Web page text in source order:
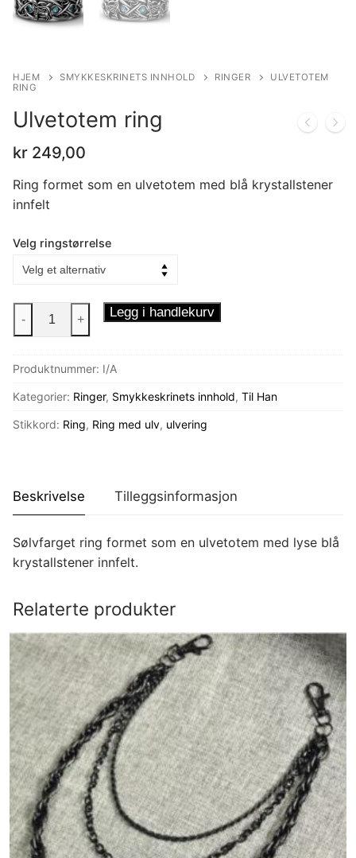
HJEM SMYKKESKRINETS INNHOLD RINGER
ULVETOTEM
RING
Ulvetotem ring
kr 249,00
Ring formet som en ulvetotem med blå krystallstener
innfelt
Velg ringstørrelse
Ulvetotem
- + Legg i handlekurv
Produktnummer: I/A
Kategorier: Ringer, Smykkeskrinets innhold, Til Han
Stikkord: Ring, Ring med ulv, ulvering
Beskrivelse Tilleggsinformasjon
Sølvfarget ring formet som en ulvetotem med lyse blå
krystallstener innfelt.
Relaterte produkter